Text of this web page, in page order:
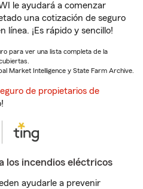
le ayudará a comenzar
una cotización de seguro
línea. ¡Es rápido y sencillo!
para ver una lista completa de la
Market Intelligence y State Farm Archive.
de propietarios de
los incendios eléctricos
ayudarle a prevenir